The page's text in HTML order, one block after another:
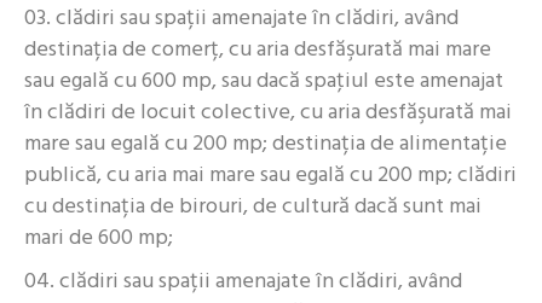
clădiri sau spații amenajate în clădiri, având
destinația de comerț, cu aria desfăşurată mai mare
sau egală cu 600 mp, sau dacă spaţiul este amenajat
în clădiri de locuit colective, cu aria desfăşurată mai
mare sau egală cu 200 mp; destinația de alimentație
publică, cu aria mai mare sau egală cu 200 mp; clădiri
cu destinația de birouri, de cultură dacă sunt mai
mari de 600 mp;
clădiri sau spații amenajate în clădiri, având